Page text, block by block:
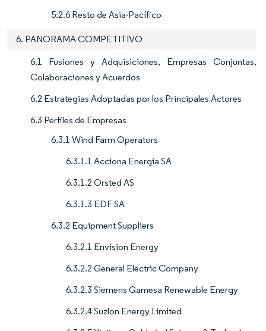
5.2.6 Resto de Asia-Pacífico
6. PANORAMA COMPETITIVO
6.1 Fusiones y Adquisiciones, Empresas Conjuntas,
Colaboraciones y Acuerdos
6.2 Estrategias Adoptadas por los Principales Actores
6.3 Perfiles de Empresas
6.3.1 Wind Farm Operators
6.3.1.1 Acciona Energia SA
6.3.1.2 Orsted AS
6.3.1.3 EDF SA
6.3.2 Equipment Suppliers
6.3.2.1 Envision Energy
6.3.2.2 General Electric Company
6.3.2.3 Siemens Gamesa Renewable Energy
6.3.2.4 Suzlon Energy Limited